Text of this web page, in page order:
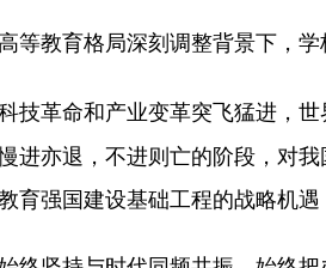
等教育格局深刻调整背景下，
技革命和产业变革突飞猛进，
进亦退，不进则亡的阶段，对
育强国建设基础工程的战略机